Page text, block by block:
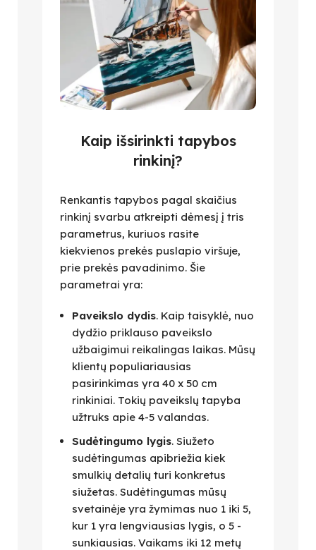
Kaip išsirinkti tapybos
rinkinį?
Renkantis tapybos pagal skaičius
rinkinį svarbu atkreipti dėmesį į tris
parametrus, kuriuos rasite
kiekvienos prekės puslapio viršuje,
prie prekės pavadinimo. Šie
parametrai yra:
Paveikslo dydis. Kaip taisyklė, nuo
dydžio priklauso paveikslo
užbaigimui reikalingas laikas. Mūsų
klientų populiariausias
pasirinkimas yra 40 x 50 cm
rinkiniai. Tokių paveikslų tapyba
užtruks apie 4-5 valandas.
Sudėtingumo lygis. Siužeto
sudėtingumas apibriežia kiek
smulkių detalių turi konkretus
siužetas. Sudėtingumas mūsų
svetainėje yra žymimas nuo 1 iki 5,
kur 1 yra lengviausias lygis, o 5 -
sunkiausias. Vaikams iki 12 metų